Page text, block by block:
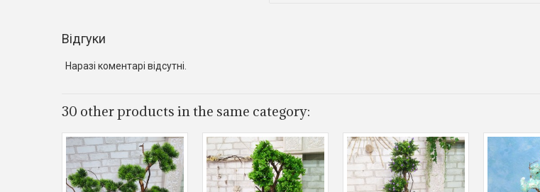
Відгуки
Наразі коментарі відсутні.
30 other products in the same category: